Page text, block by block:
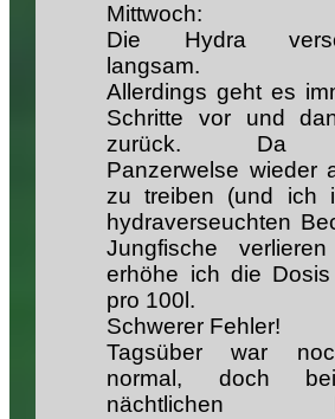
Mittwoch:
Die Hydra
langsam.
Allerdings geht es
Schritte vor und
zurück. Da
Panzerwelse wieder
zu treiben (und ich
hydraverseuchten
Jungfische
erhöhe ich die
pro 100l.
Schwerer Fehler!
Tagsüber war
normal, doch
nächtlichen